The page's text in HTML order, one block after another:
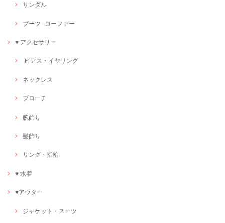
サンダル
ブーツ · ローファー
♥ アクセサリー
ピアス・イヤリング
ネックレス
ブローチ
腕飾り
髪飾り
リング・指輪
♥ 水着
♥アウター
ジャケット・スーツ